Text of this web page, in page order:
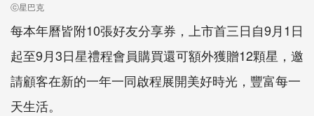
ⓒ星巴克
每本年曆皆附10張好友分享券，上市首三日自9月1日
起至9月3日星禮程會員購買還可額外獲贈12顆星，邀
請顧客在新的一年一同啟程展開美好時光，豐富每一
天生活。